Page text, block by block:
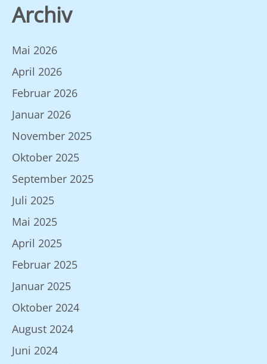
Archiv
Mai 2026
April 2026
Februar 2026
Januar 2026
November 2025
Oktober 2025
September 2025
Juli 2025
Mai 2025
April 2025
Februar 2025
Januar 2025
Oktober 2024
August 2024
Juni 2024